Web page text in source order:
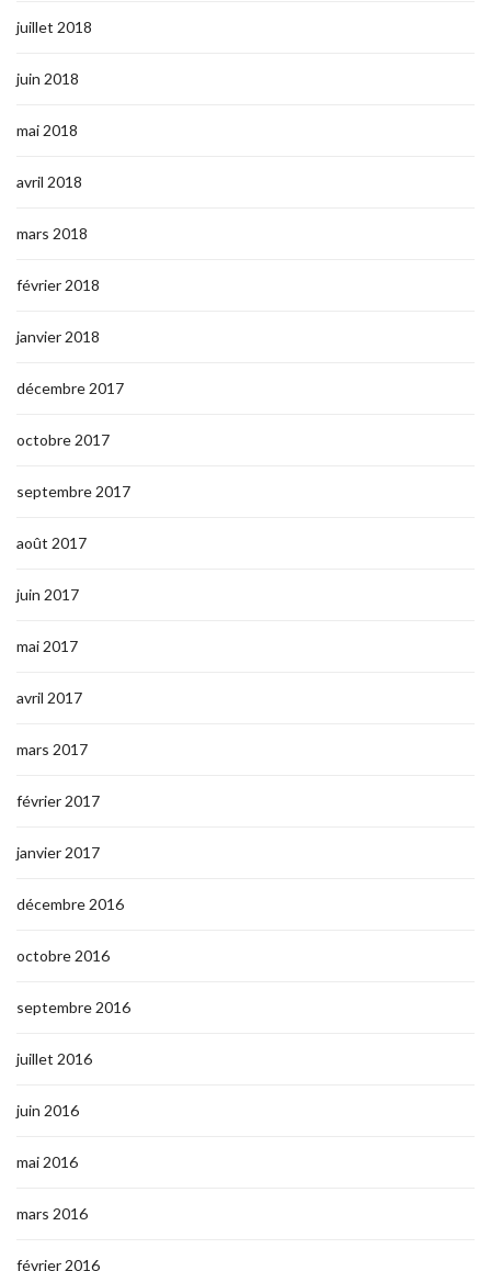
juillet 2018
juin 2018
mai 2018
avril 2018
mars 2018
février 2018
janvier 2018
décembre 2017
octobre 2017
septembre 2017
août 2017
juin 2017
mai 2017
avril 2017
mars 2017
février 2017
janvier 2017
décembre 2016
octobre 2016
septembre 2016
juillet 2016
juin 2016
mai 2016
mars 2016
février 2016